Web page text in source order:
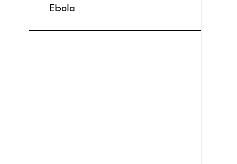
Ebola